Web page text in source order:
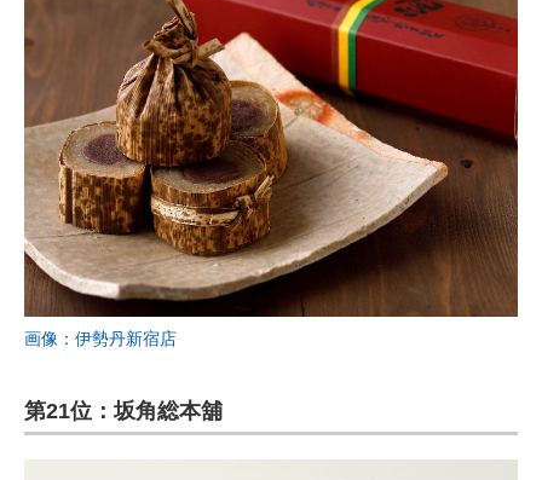
画像：伊勢丹新宿店
第21位：坂角総本舖